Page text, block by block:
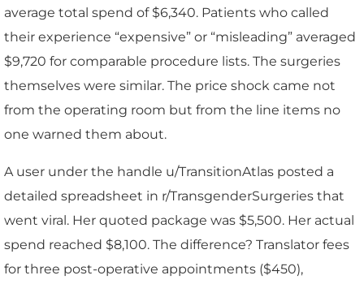
average total spend of $6,340. Patients who called
their experience “expensive” or “misleading” averaged
$9,720 for comparable procedure lists. The surgeries
themselves were similar. The price shock came not
from the operating room but from the line items no
one warned them about.
A user under the handle u/TransitionAtlas posted a
detailed spreadsheet in r/TransgenderSurgeries that
went viral. Her quoted package was $5,500. Her actual
spend reached $8,100. The difference? Translator fees
for three post-operative appointments ($450),